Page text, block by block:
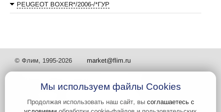
PEUGEOT BOXER*/2006-/*ГУР
© Флим, 1995-2026 market@flim.ru
Мы используем файлы Cookies
Продолжая использовать наш сайт, вы соглашаетесь с